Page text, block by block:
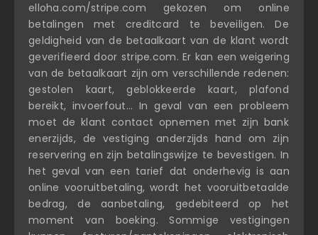
elloha.com/stripe.com gekozen om online
betalingen met creditcard te beveiligen. De
geldigheid van de betaalkaart van de klant wordt
geverifieerd door stripe.com. Er kan een weigering
van de betaalkaart zijn om verschillende redenen:
gestolen kaart, geblokkeerde kaart, plafond
bereikt, invoerfout... In geval van een probleem
moet de klant contact opnemen met zijn bank
enerzijds, de vestiging anderzijds hand om zijn
reservering en zijn betalingswijze te bevestigen. In
het geval van een tarief dat onderhevig is aan
online vooruitbetaling, wordt het vooruitbetaalde
bedrag, de aanbetaling, gedebiteerd op het
moment van boeking. Sommige vestigingen